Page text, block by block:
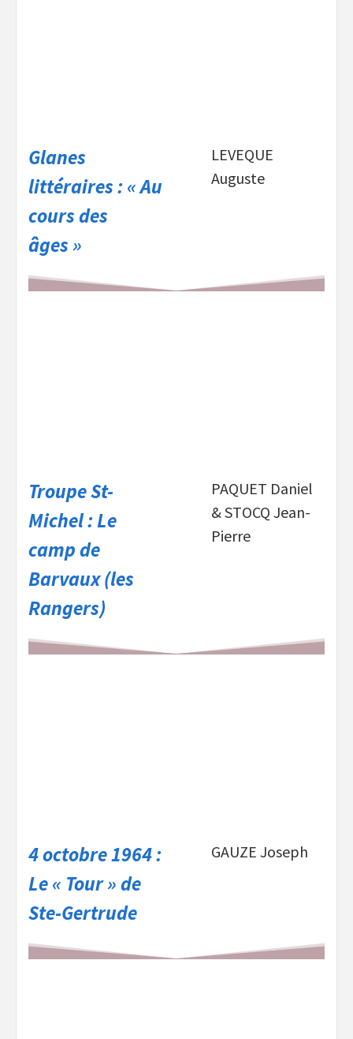
Glanes
littéraires : « Au
cours des
âges »
LEVEQUE
Auguste
Troupe St-
Michel : Le
camp de
Barvaux (les
Rangers)
PAQUET Daniel
& STOCQ Jean-
Pierre
4 octobre 1964 :
Le « Tour » de
Ste-Gertrude
GAUZE Joseph